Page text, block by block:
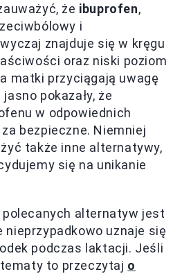
że ibuprofen,
i
znajduje się w kręgu
oraz niski poziom
matki przyciągają uwagę
pokazały, że
w odpowiednich
bezpieczne. Niemniej
także inne alternatywy,
się na unikanie
alternatyw jest
nieprzypadkowo uznaje się
podczas laktacji. Jeśli
to przeczytaj o